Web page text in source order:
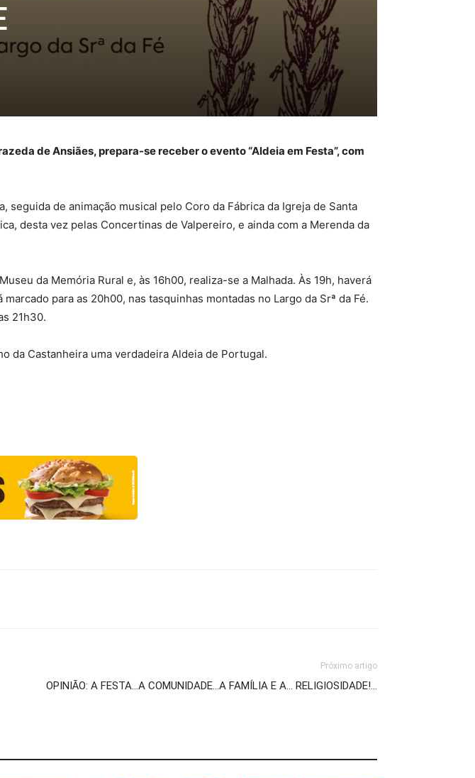
de Ansiães, prepara-se receber o evento “Aldeia em Festa”, com
seguida de animação musical pelo Coro da Fábrica da Igreja de Santa
desta vez pelas Concertinas de Valpereiro, e ainda com a Merenda da
da Memória Rural e, às 16h00, realiza-se a Malhada. Às 19h, haverá
para as 20h00, nas tasquinhas montadas no Largo da Srª da Fé.
21h30.
da Castanheira uma verdadeira Aldeia de Portugal.
Próximo artigo
OPINIÃO: A FESTA…A COMUNIDADE…A FAMÍLIA E A… RELIGIOSIDADE!…